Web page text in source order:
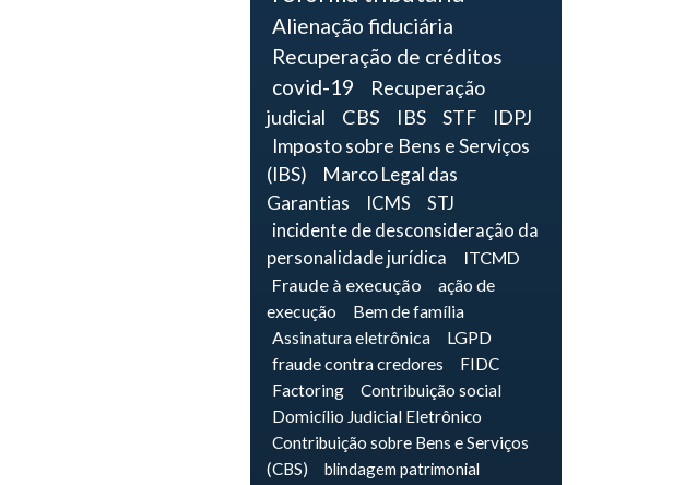
Alienação fiduciária
Recuperação de créditos
covid-19
Recuperação
judicial
CBS IBS STF
IDPJ
Imposto sobre Bens e Serviços
(IBS)
Marco Legal das
Garantias
ICMS
STJ
incidente de desconsideração da
personalidade jurídica
ITCMD
Fraude à execução
ação de
execução
Bem de família
Assinatura eletrônica
LGPD
fraude contra credores
FIDC
Factoring
Contribuição social
Domicílio Judicial Eletrônico
Contribuição sobre Bens e Serviços
(CBS)
blindagem patrimonial